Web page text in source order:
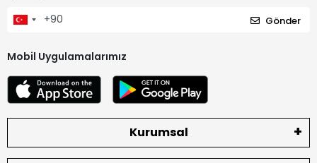
Gönder
Mobil Uygulamalarımız
Kurumsal